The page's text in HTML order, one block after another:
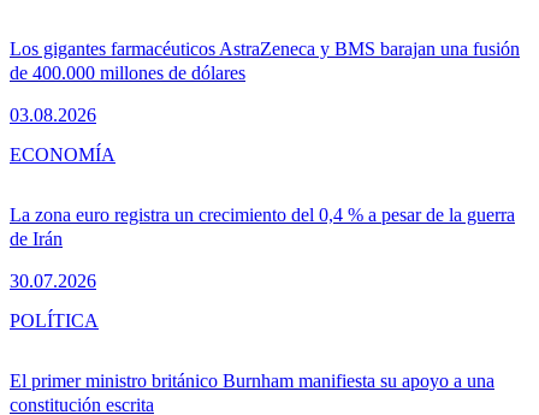
Los gigantes farmacéuticos AstraZeneca y BMS barajan una fusión
de 400.000 millones de dólares
03.08.2026
La zona euro registra un crecimiento del 0,4 % a pesar de la guerra
de Irán
30.07.2026
ECONOMÍA
El primer ministro británico Burnham manifiesta su apoyo a una
constitución escrita
POLÍTICA